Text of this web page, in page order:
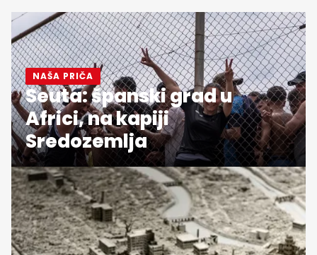
NAŠA PRIČA
Seuta: španski grad u
Africi, na kapiji
Sredozemlja